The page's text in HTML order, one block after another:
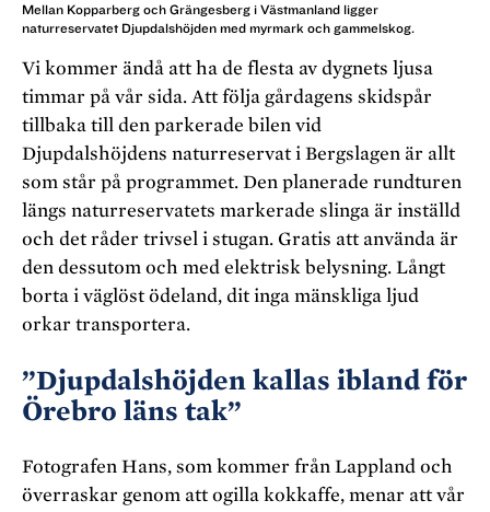
Mellan Kopparberg och Grängesberg i Västmanland ligger
naturreservatet Djupdalshöjden med myrmark och gammelskog.
Vi kommer ändå att ha de flesta av dygnets ljusa
timmar på vår sida. Att följa gårdagens skidspår
tillbaka till den parkerade bilen vid
Djupdalshöjdens naturreservat i Bergslagen är allt
som står på programmet. Den planerade rundturen
längs naturreservatets markerade slinga är inställd
och det råder trivsel i stugan. Gratis att använda är
den dessutom och med elektrisk belysning. Långt
borta i väglöst ödeland, dit inga mänskliga ljud
orkar transportera.
”Djupdalshöjden kallas ibland för
Örebro läns tak”
Fotografen Hans, som kommer från Lappland och
överraskar genom att ogilla kokkaffe, menar att vår